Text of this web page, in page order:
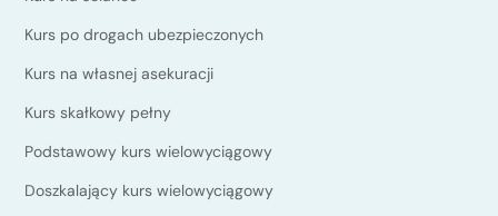
Kurs po drogach ubezpieczonych
Kurs na własnej asekuracji
Kurs skałkowy pełny
Podstawowy kurs wielowyciągowy
Doszkalający kurs wielowyciągowy